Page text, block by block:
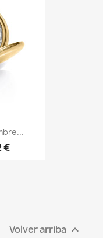
€
Volver arriba 